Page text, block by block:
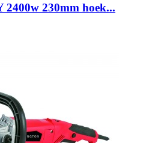
2400w 230mm hoek...